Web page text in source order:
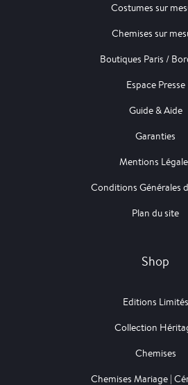
Costumes sur
Chemises sur
Boutiques Paris /
Espace Presse
Guide & Aide
Garanties
Mentions
Conditions Générales
Plan du site
Shop
Editions Limités
Collection
Chemises
Chemises Mariage |